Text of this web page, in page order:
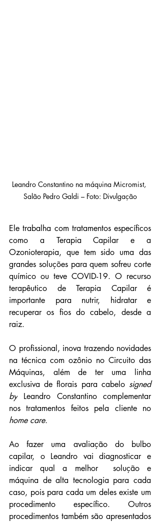
Leandro Constantino na máquina Micromist,
Salão Pedro Galdi – Foto: Divulgação
Ele trabalha com tratamentos específicos
como a Terapia Capilar e a
Ozonioterapia, que tem sido uma das
grandes soluções para quem sofreu corte
químico ou teve COVID-19. O recurso
terapêutico de Terapia Capilar é
importante para nutrir, hidratar e
recuperar os fios do cabelo, desde a
raiz.
O profissional, inova trazendo novidades
na técnica com ozônio no Circuito das
Máquinas, além de ter uma linha
exclusiva de florais para cabelo signed
by Leandro Constantino complementar
home care.
Ao fazer uma avaliação do bulbo
capilar, o Leandro vai diagnosticar e
indicar qual a melhor  solução e
máquina de alta tecnologia para cada
caso, pois para cada um deles existe um
procedimento específico. Outros
procedimentos também são apresentados